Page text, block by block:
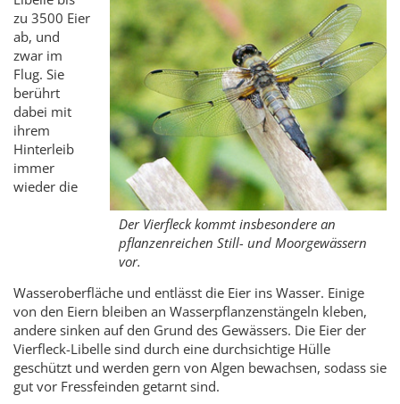
Der Vierfleck kommt insbesondere an
pflanzenreichen Still- und Moorgewässern
vor.
zu 3500 Eier
ab, und
zwar im
Flug. Sie
berührt
dabei mit
ihrem
Hinterleib
immer
wieder die
Wasseroberfläche und entlässt die Eier ins Wasser. Einige
von den Eiern bleiben an Wasserpflanzenstängeln kleben,
andere sinken auf den Grund des Gewässers. Die Eier der
Vierfleck-Libelle sind durch eine durchsichtige Hülle
geschützt und werden gern von Algen bewachsen, sodass sie
gut vor Fressfeinden getarnt sind.